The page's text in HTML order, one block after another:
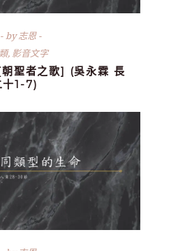
by志恩
, 影音文字
聖者之歌] (吳永霖 長
1-7)